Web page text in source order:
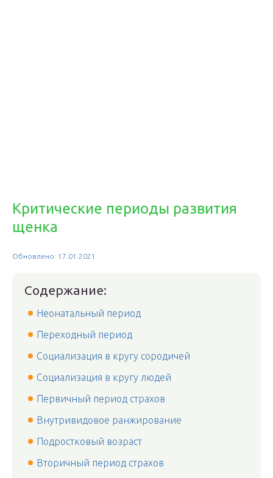
Критические периоды развития
щенка
Обновлено: 17.01.2021
Содержание:
Неонатальный период
Переходный период
Социализация в кругу сородичей
Социализация в кругу людей
Первичный период страхов
Внутривидовое ранжирование
Подростковый возраст
Вторичный период страхов